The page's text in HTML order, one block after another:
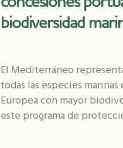
biodiversidad
El Mediterráneo
todas las especies
Europea con mayor
este programa de